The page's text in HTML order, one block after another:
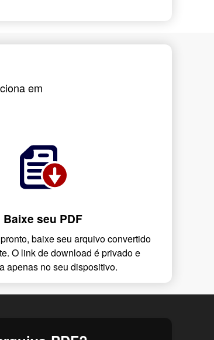
em
Baixe seu PDF
baixe seu arquivo convertido
O link de download é privado e
apenas no seu dispositivo.